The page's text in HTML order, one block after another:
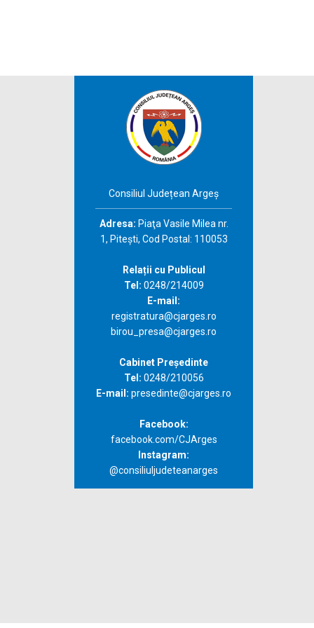
Consiliul Județean Argeș
Adresa: Piaţa Vasile Milea nr.
1, Piteşti, Cod Postal: 110053
Relații cu Publicul
Tel: 0248/214009
E-mail:
registratura@cjarges.ro
birou_presa@cjarges.ro
Cabinet Președinte
Tel: 0248/210056
E-mail: presedinte@cjarges.ro
Facebook:
facebook.com/CJArges
Instagram:
@consiliuljudeteanarges